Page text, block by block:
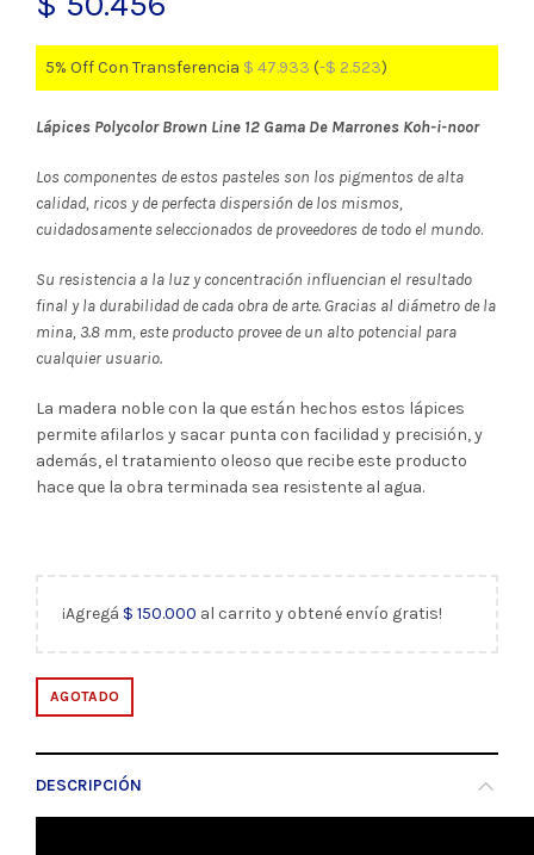
5% Off Con Transferencia $ 47.933 (-$ 2.523)
Lápices Polycolor Brown Line 12 Gama De Marrones Koh-i-noor
Los componentes de estos pasteles son los pigmentos de alta
calidad, ricos y de perfecta dispersión de los mismos,
cuidadosamente seleccionados de proveedores de todo el mundo.
Su resistencia a la luz y concentración influencian el resultado
final y la durabilidad de cada obra de arte. Gracias al diámetro de la
mina, 3.8 mm, este producto provee de un alto potencial para
cualquier usuario.
La madera noble con la que están hechos estos lápices
permite afilarlos y sacar punta con facilidad y precisión, y
además, el tratamiento oleoso que recibe este producto
hace que la obra terminada sea resistente al agua.
¡Agregá $ 150.000 al carrito y obtené envío gratis!
AGOTADO
DESCRIPCIÓN